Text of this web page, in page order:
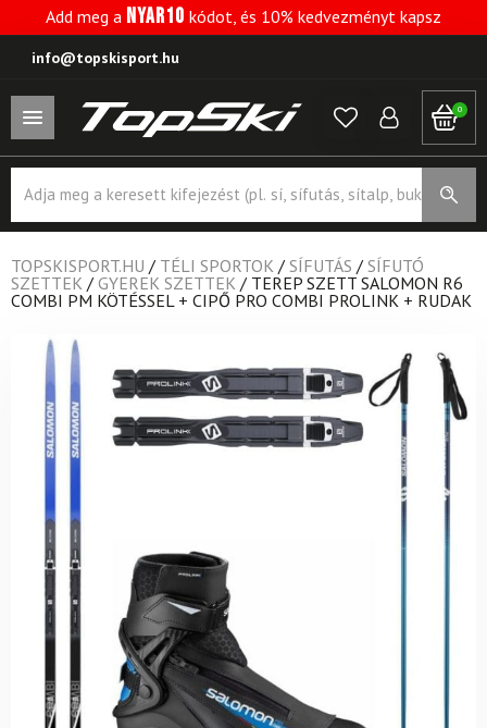
Add meg a NYAR10 kódot, és 10% kedvezményt kapsz
info@topskisport.hu
0
search
TOPSKISPORT.HU / TÉLI SPORTOK / SÍFUTÁS / SÍFUTÓ
SZETTEK / GYEREK SZETTEK / TEREP SZETT SALOMON R6
COMBI PM KÖTÉSSEL + CIPŐ PRO COMBI PROLINK + RUDAK